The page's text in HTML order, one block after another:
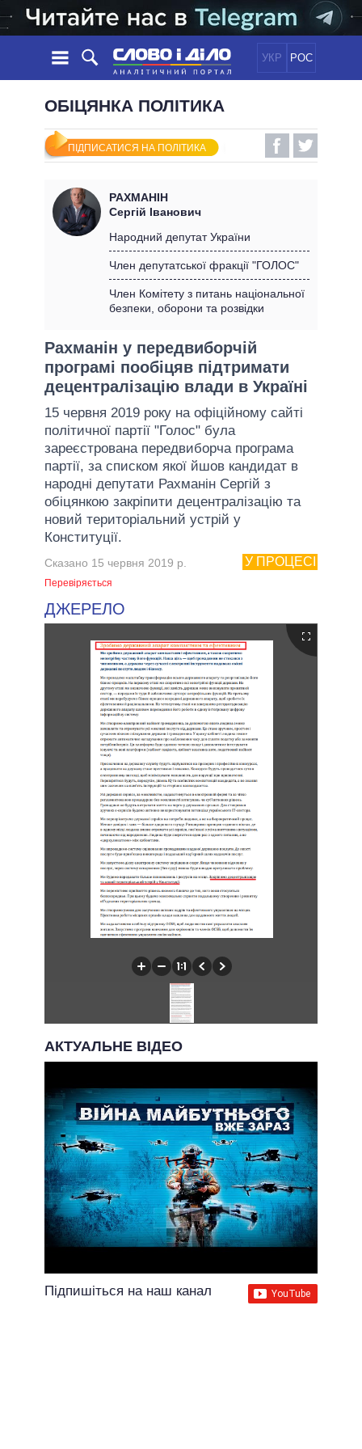
УКР РОС
НОВИНИ
СТРІЧКА
ПОДІЇ
СТАТТІ
ДУМКИ
ОГЛЯДИ
ДАЙДЖЕСТИ
ПОЛІТИКА
ЕКОНОМІКА
СВІТ
ОБIЦЯНКИ
УСІ ПОЛІТИКИ
ПРЕЗИДЕНТ І ОФІС
КАБІНЕТ МІНІСТРІВ
ГОЛОВИ ОБЛАДМІНІСТРАЦІЙ
ВСІ ПЕРСОНИ
ІНФОГРАФІКА
ВІДЕО
ПІДТРИМАТИ
ПОРІВНЯННЯ ПОЛІТИКІВ
ОБІЦЯНКА ПОЛІТИКА
ПІДПИСАТИСЯ НА ПОЛІТИКА
РАХМАНІН
Сергій Іванович
Народний депутат України
Член депутатської фракції "ГОЛОС"
Член Комітету з питань національної
безпеки, оборони та розвідки
Рахманін у передвиборчій
програмі пообіцяв підтримати
децентралізацію влади в Україні
15 червня 2019 року на офіційному сайті
політичної партії "Голос" була
зареєстрована передвиборча програма
партії, за списком якої йшов кандидат в
народні депутати Рахманін Сергій з
обіцянкою закріпити децентралізацію та
новий територіальний устрій у
Конституції.
У ПРОЦЕСІ
Сказано 15 червня 2019 р.
Перевіряється
ДЖЕРЕЛО
АКТУАЛЬНЕ ВІДЕО
Підпишіться на наш канал